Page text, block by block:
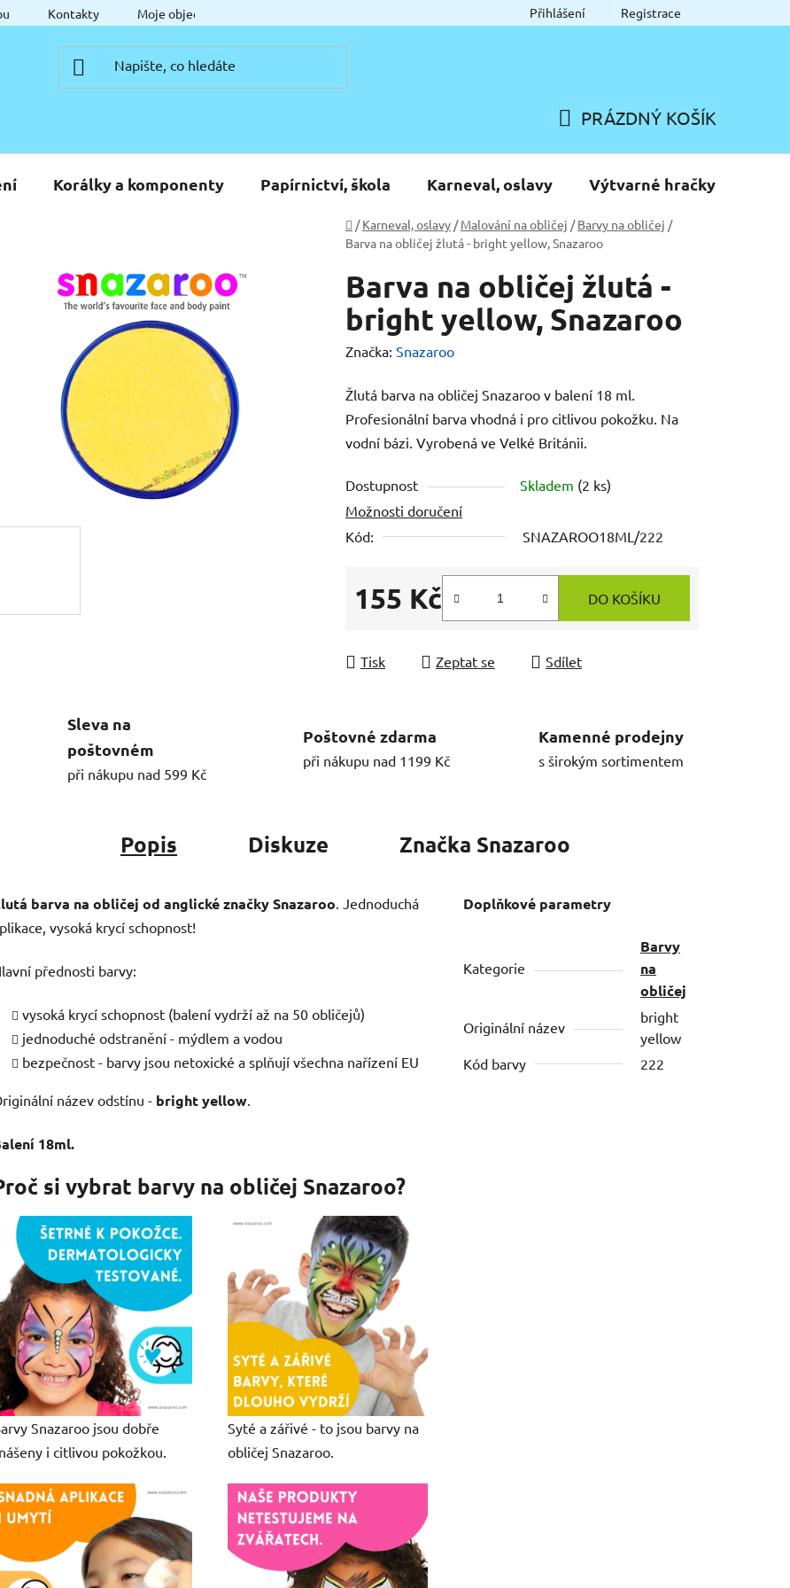
Kontakty Moje objednávka Přihlášení Registrace
KOŠÍK
PRÁZDNÝ KOŠÍK
Korálky a komponenty Papírnictví, škola Karneval, oslavy Výtvarné hračky
Domů
/ Karneval, oslavy / Malování na obličej / Barvy na obličej /
Barva na obličej žlutá - bright yellow, Snazaroo
Barva na obličej žlutá -
bright yellow, Snazaroo
Značka: Snazaroo
Žlutá barva na obličej Snazaroo v balení 18 ml.
Profesionální barva vhodná i pro citlivou pokožku. Na
vodní bázi. Vyrobená ve Velké Británii.
Dostupnost Skladem (2 ks)
Možnosti doručení
Kód:
SNAZAROO18ML/222
155 Kč DO KOŠÍKU
Tisk Zeptat se Sdílet
Sleva na
poštovném
při nákupu nad 599 Kč
Poštovné zdarma
při nákupu nad 1199 Kč
Kamenné prodejny
s širokým sortimentem
Popis Diskuze Značka Snazaroo
barva na obličej od anglické značky Snazaroo . Jednoduchá
vysoká krycí schopnost!
přednosti barvy:
vysoká krycí schopnost (balení vydrží až na 50 obličejů)
jednoduché odstranění - mýdlem a vodou
bezpečnost - barvy jsou netoxické a splňují všechna nařízení EU
název odstínu - bright yellow
18ml.
si vybrat barvy na obličej Snazaroo?
Snazaroo jsou dobře
i citlivou pokožkou.
Syté a zářivé - to jsou barvy na
obličej Snazaroo.
Doplňkové parametry
Kategorie
Barvy
na
obličej
Originální název
bright
yellow
Kód barvy
222